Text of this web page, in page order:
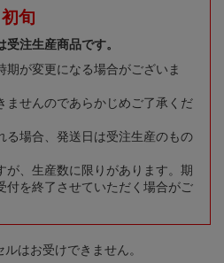
旬
受注生産商品です。
期が変更になる場合がございま
ませんのであらかじめご了承くだ
る場合、発送日は受注生産のもの
が、生産数に限りがあります。期
付を終了させていただく場合がご
はお受けできません。